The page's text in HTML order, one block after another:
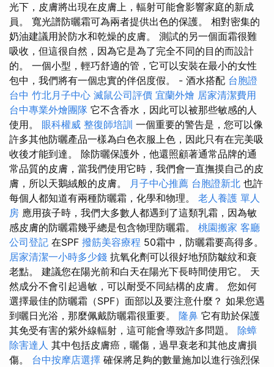
光下，皮膚將出現在皮膚上，輻射可能會影響家庭的新成
員。 寬光譜防曬霜可為兩者提供出色的保護。 相對密集的
奶油建議用於防水和乾燥的皮膚。 測試的另一個面霜很難
吸收，但這很自然，因為它是為了完全不同的目的而設計
的。 一個小型，輕巧舒適的管，它可以安裝在最小的女性
包中，我們將有一個忠實的伴侶度假。 - 酒水搭配 台胞證
台中 竹北月子中心 滅鼠公司評價 宜蘭外燴 居家清潔費用
台中專業外燴團隊 它不含香水，因此可以被那些敏感的人
使用。 眼科權威 整復師培訓 一個重要的警告是，您可以像
許多其他防曬產品一樣為白色衣服上色，因此只有在完美吸
收後才能到達。 除防曬保護外，他還照顧著通常品牌的通
常品質的皮膚，當我們使用它時，我們會一直撫摸自己的皮
膚，所以天鵝絨般的皮膚。 月子中心推薦 台胞證新北 也許
每個人都知道有兩種防曬霜，化學和物理。 老人養護 單人
房 應用孩子時，我們大多數人都遇到了這類乳霜，因為敏
感皮膚的防曬霜幾乎總是包含物理防曬霜。 桃園搬家 客廳
公司登記 在SPF 撥筋美容療程 50霜中，防曬霜要高得多。
居家清潔一小時多少錢 抗氧化劑可以很好地預防皺紋和衰
老點。 建議您在陽光前和白天在陽光下長時間使用它。 天
然成分不會引起過敏，可以耐受不同結構的皮膚。 您如何
選擇最佳的防曬霜（SPF）面部以及要注意什麼？ 如果您遇
到曬日光浴，那麼佩戴防曬霜很重要。 隆鼻 它有助於保護
其免受有害的紫外線輻射，這可能會導致許多問題。 除蟑
除害達人 其中包括皮膚癌，曬傷，過早衰老和其他皮膚損
傷。 台中按摩店選擇 確保將足夠的數量施加以進行強烈保